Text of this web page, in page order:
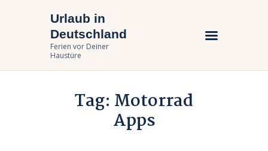
Urlaub in
Deutschland
Ferien vor Deiner
Haustüre
Tag: Motorrad
Apps
Urlaub in Deutschland
Ferien vor Deiner Haustüre
Urlaub zuhause
Bundesländer
Urlaubsarten